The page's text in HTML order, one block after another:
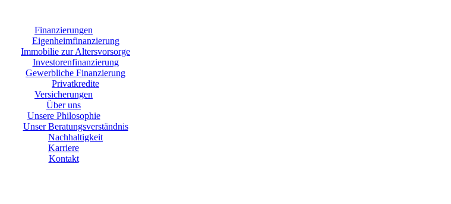
Finanzierungen
Eigenheimfinanzierung
Immobilie zur Altersvorsorge
Investorenfinanzierung
Gewerbliche Finanzierung
Privatkredite
Versicherungen
Über uns
Unsere Philosophie
Unser Beratungsverständnis
Nachhaltigkeit
Karriere
Kontakt